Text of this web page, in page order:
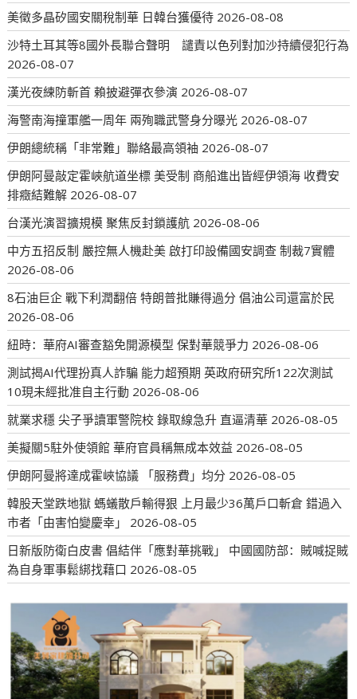
美徵多晶矽國安關稅制華 日韓台獲優待 2026-08-08
沙特土耳其等8國外長聯合聲明 譴責以色列對加沙持續侵犯行為
2026-08-07
漢光夜練防斬首 賴披避彈衣參演 2026-08-07
海警南海撞軍艦一周年 兩殉職武警身分曝光 2026-08-07
伊朗總統稱「非常難」聯絡最高領袖 2026-08-07
伊朗阿曼敲定霍峽航道坐標 美受制 商船進出皆經伊領海 收費安
排癥結難解 2026-08-07
台漢光演習擴規模 聚焦反封鎖護航 2026-08-06
中方五招反制 嚴控無人機赴美 啟打印設備國安調查 制裁7實體
2026-08-06
8石油巨企 戰下利潤翻倍 特朗普批賺得過分 倡油公司還富於民
2026-08-06
紐時：華府AI審查豁免開源模型 保對華競爭力 2026-08-06
測試揭AI代理扮真人詐騙 能力超預期 英政府研究所122次測試
10現未經批准自主行動 2026-08-06
就業求穩 尖子爭讀軍警院校 錄取線急升 直逼清華 2026-08-05
美擬關5駐外使領館 華府官員稱無成本效益 2026-08-05
伊朗阿曼將達成霍峽協議 「服務費」均分 2026-08-05
韓股天堂跌地獄 螞蟻散戶輸得狠 上月最少36萬戶口斬倉 錯過入
市者「由害怕變慶幸」
2026-08-05
日新版防衛白皮書 倡結伴「應對華挑戰」 中國國防部：賊喊捉賊
為自身軍事鬆綁找藉口 2026-08-05